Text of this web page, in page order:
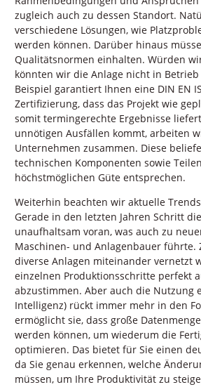
zugleich auch zu dessen Standort.
verschiedene Lösungen, wie
werden können. Darüber hinaus
Qualitätsnormen einhalten. Würden
könnten wir die Anlage nicht in
Beispiel garantiert Ihnen eine DIN EN
Zertifizierung, dass das Projekt wie
somit termingerechte Ergebnisse
unnötigen Ausfällen kommt, arbeiten
Unternehmen zusammen. Diese
technischen Komponenten sowie
höchstmöglichen Güte entsprechen.
Weiterhin beachten wir aktuelle
Gerade in den letzten Jahren Schritt
unaufhaltsam voran, was auch zu
Maschinen- und Anlagenbauer führte.
diverse Anlagen miteinander vernetzt
einzelnen Produktionsschritte perfekt
abzustimmen. Aber auch die Nutzung
Intelligenz) rückt immer mehr in den
ermöglicht sie, dass große
werden können, um wiederum die
optimieren. Das bietet für Sie einen
da Sie genau erkennen, welche
müssen, um Ihre Produktivität zu